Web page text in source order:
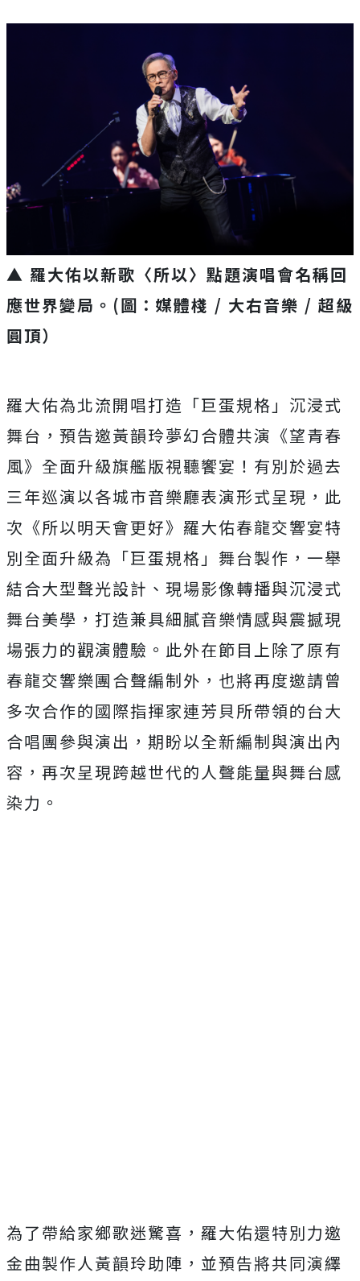
▲ 羅大佑以新歌〈所以〉 點題演唱會名稱回
應世界變局。(圖：媒體棧 / 大右音樂 / 超級
圓頂）
羅大佑為北流開唱打造「巨蛋規格」沉浸式
舞台，預告邀黃韻玲夢幻合體共演《望青春
風》全面升級旗艦版視聽饗宴！有別於過去
三年巡演以各城市音樂廳表演形式呈現，此
次《所以明天會更好》羅大佑春龍交響宴特
別全面升級為「巨蛋規格」舞台製作，一舉
結合大型聲光設計、現場影像轉播與沉浸式
舞台美學，打造兼具細膩音樂情感與震撼現
場張力的觀演體驗。此外在節目上除了原有
春龍交響樂團合聲編制外，也將再度邀請曾
多次合作的國際指揮家連芳貝所帶領的台大
合唱團參與演出，期盼以全新編制與演出內
容，再次呈現跨越世代的人聲能量與舞台感
染力。
為了帶給家鄉歌迷驚喜，羅大佑還特別力邀
金曲製作人黃韻玲助陣，並預告將共同演繹